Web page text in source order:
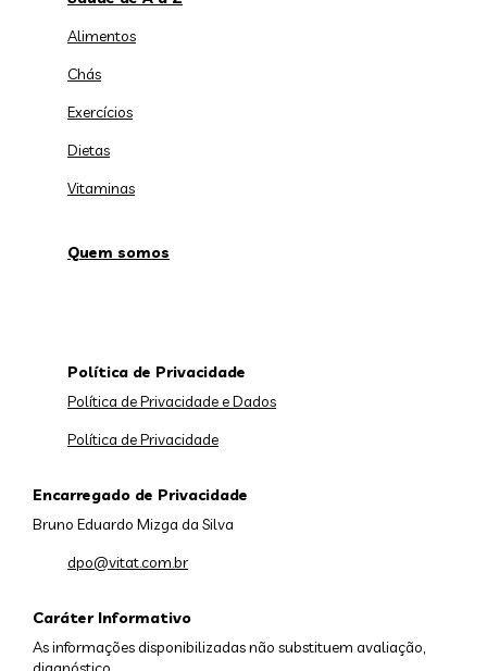
Alimentos
Chás
Exercícios
Dietas
Vitaminas
Quem somos
Caráter Informativo
As informações disponibilizadas não substituem avaliação,
Política de Privacidade
Política de Privacidade e Dados
Política de Privacidade
Encarregado de Privacidade
Bruno Eduardo Mizga da Silva
dpo@vitat.com.br